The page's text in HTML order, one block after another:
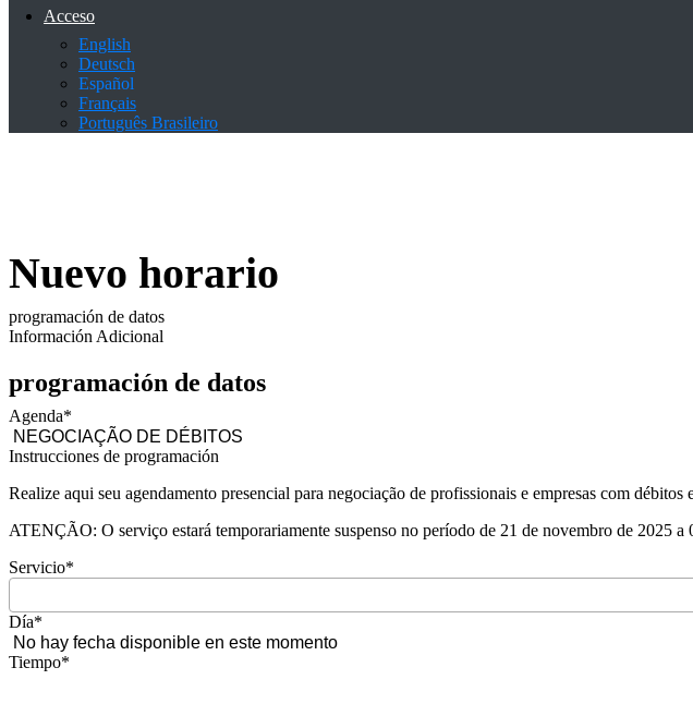
Acceso
English
Deutsch
Español
Français
Português Brasileiro
Nuevo horario
programación de datos
Información Adicional
programación de datos
Agenda*
Instrucciones de programación
Realize aqui seu agendamento presencial para negociação de profissionais e empresas com
ATENÇÃO: O serviço estará temporariamente suspenso no período de 21 de novembro de 2025 a
Servicio*
Día*
Tiempo*